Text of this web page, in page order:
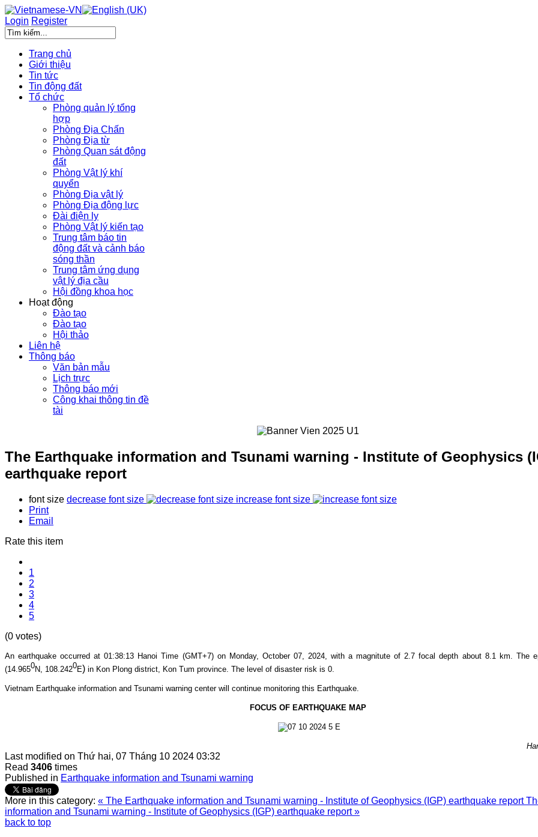
Login Register
Trang chủ
Giới thiệu
Tin tức
Tin động đất
Tổ chức
Phòng quản lý tổng
hợp
Phòng Địa Chấn
Phòng Địa từ
Phòng Quan sát động
đất
Phòng Vật lý khí
quyển
Phòng Địa vật lý
Phòng Địa động lực
Đài điện ly
Phòng Vật lý kiến tạo
Trung tâm báo tin
động đất và cảnh báo
sóng thần
Trung tâm ứng dụng
vật lý địa cầu
Hội đồng khoa học
Hoạt động
Đào tạo
Đào tạo
Hội thảo
Liên hệ
Thông báo
Văn bản mẫu
Lịch trực
Thông báo mới
Công khai thông tin đề
tài
The Earthquake information and Tsunami warning - Institute of Geophysics
earthquake report
font size decrease font size
increase font size
Print
Email
Rate this item
1
2
3
4
5
(0 votes)
An earthquake occurred at 01:38:13 Hanoi Time (GMT+7) on Monday, October 07, 2024, with a magnitute of 2.7 focal depth about 8.1 km. The
(14.9650N, 108.2420E) in Kon Plong district, Kon Tum province. The level of disaster risk is 0.
Vietnam Earthquake information and Tsunami warning center will continue monitoring this Earthquake.
FOCUS OF EARTHQUAKE MAP
Last modified on Thứ hai, 07 Tháng 10 2024 03:32
Read 3406 times
Published in Earthquake information and Tsunami warning
More in this category: « The Earthquake information and Tsunami warning - Institute of Geophysics (IGP) earthquake report
information and Tsunami warning - Institute of Geophysics (IGP) earthquake report »
back to top